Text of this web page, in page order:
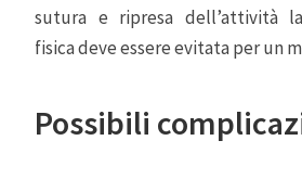
sutura e ripresa dell’attività
fisica deve essere evitata per un
Possibili